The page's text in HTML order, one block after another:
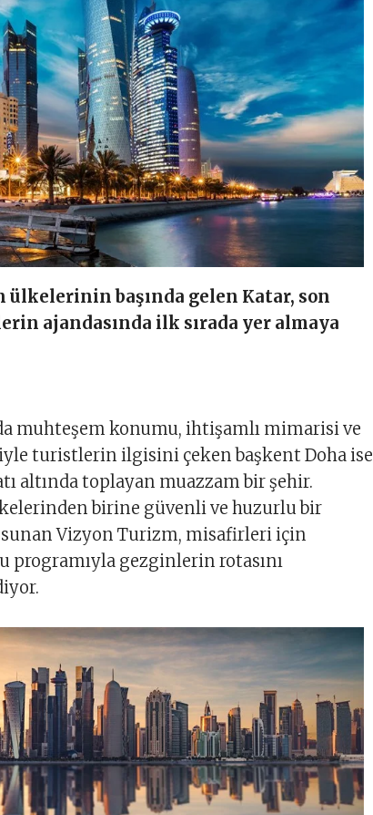
ülkelerinin başında gelen Katar, son
ajandasında ilk sırada yer almaya
muhteşem konumu, ihtişamlı mimarisi ve
turistlerin ilgisini çeken başkent Doha ise
altında toplayan muazzam bir şehir.
birine güvenli ve huzurlu bir
Vizyon Turizm, misafirleri için
programıyla gezginlerin rotasını